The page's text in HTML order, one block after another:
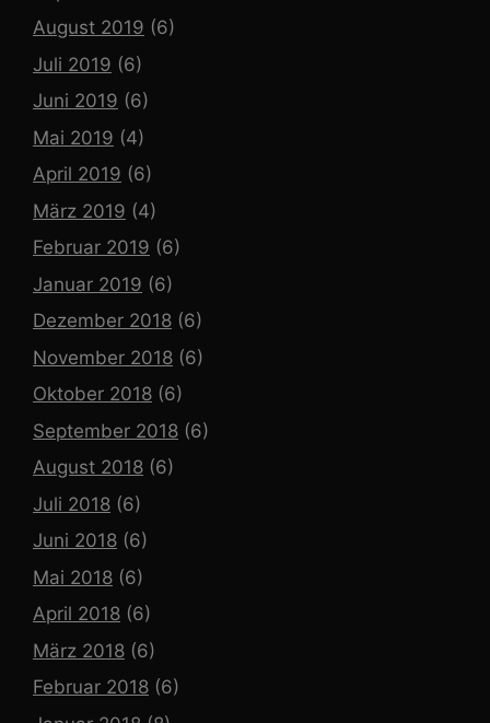
August 2019 (6)
Juli 2019 (6)
Juni 2019 (6)
Mai 2019 (4)
April 2019 (6)
März 2019 (4)
Februar 2019 (6)
Januar 2019 (6)
Dezember 2018 (6)
November 2018 (6)
Oktober 2018 (6)
September 2018 (6)
August 2018 (6)
Juli 2018 (6)
Juni 2018 (6)
Mai 2018 (6)
April 2018 (6)
März 2018 (6)
Februar 2018 (6)